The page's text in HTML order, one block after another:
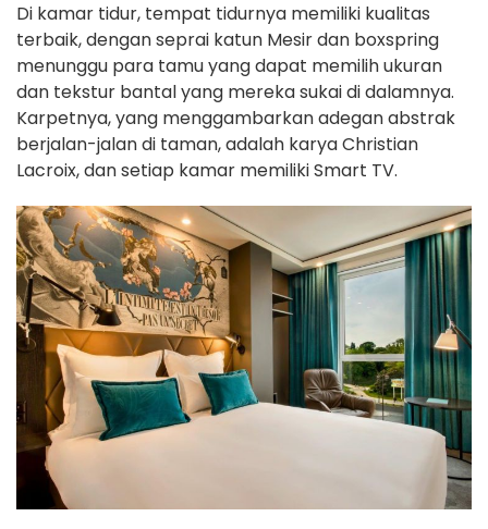
Di kamar tidur, tempat tidurnya memiliki kualitas
terbaik, dengan seprai katun Mesir dan boxspring
menunggu para tamu yang dapat memilih ukuran
dan tekstur bantal yang mereka sukai di dalamnya.
Karpetnya, yang menggambarkan adegan abstrak
berjalan-jalan di taman, adalah karya Christian
Lacroix, dan setiap kamar memiliki Smart TV.